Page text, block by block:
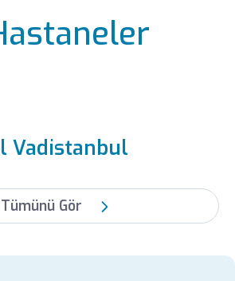
Vadistanbul
Tümünü Gör